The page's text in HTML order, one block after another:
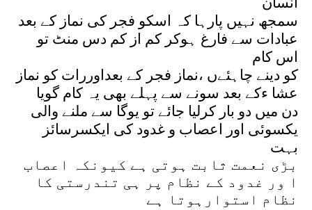
سمجھ نہیں پارہا کہ اسکو فجر کی نماز کے بعد
عبادات سے فارغ ہوکر کم از کم دس منٹ تو
اس کام
کو دینے چاہئےں ،نماز فجر کے بعداوررات کو نماز
عشا ءکے بعد سونے سے پہلے بھی یہ کام گویا
دن میں دو بار کرلیا جائے تو یوگا سے ملنے والی
یکسوئی اور اعصاب و غدود کی ایکسرسائز
بہت
بڑی نعمت ثابت ہوتی ہے کیونکہ اعصاب
ا ور غدود کے نظام پر ہی تندرستی کا
نظام استوارہوتا ہے